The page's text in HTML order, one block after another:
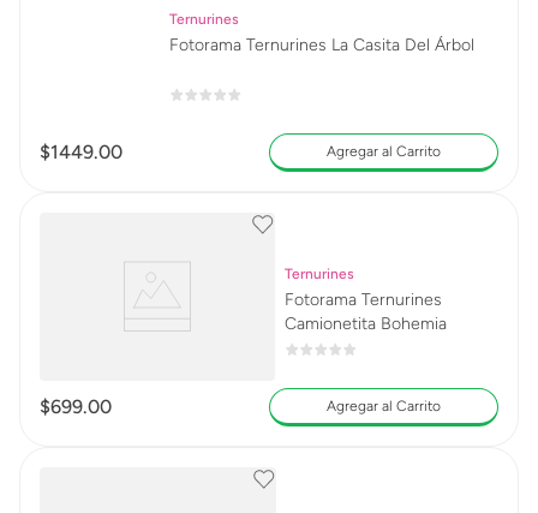
Ternurines
Fotorama Ternurines La Casita Del Árbol
$1449.00 Agregar al Carrito
Ternurines
Fotorama Ternurines
Camionetita Bohemia
$699.00 Agregar al Carrito